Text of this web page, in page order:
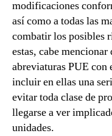
modificaciones
así como a todas las
combatir los posibles
estas, cabe
abreviaturas PUE con
incluir en ellas una
evitar toda clase de
llegarse a ver
unidades.